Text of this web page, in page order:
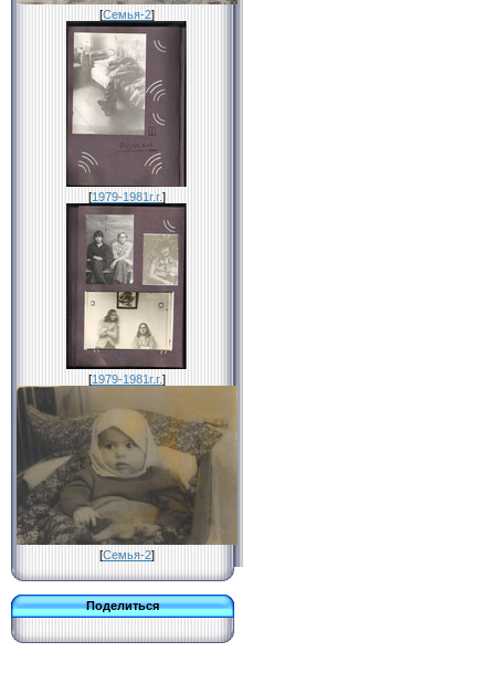
[Семья-2]
[1979-1981г.г.]
[1979-1981г.г.]
[Семья-2]
Поделиться